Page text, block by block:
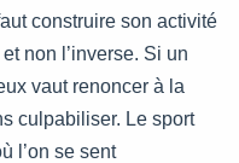
construire son activité
non l’inverse. Si un
vaut renoncer à la
culpabiliser. Le sport
l’on se sent